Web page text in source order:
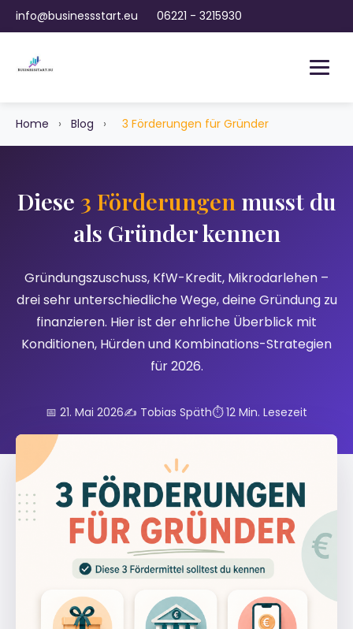
info@businessstart.eu 06221 - 3215930
Home › Blog › 3 Förderungen für Gründer
Diese 3 Förderungen musst du
als Gründer kennen
Gründungszuschuss, KfW-Kredit, Mikrodarlehen –
drei sehr unterschiedliche Wege, deine Gründung zu
finanzieren. Hier ist der ehrliche Überblick mit
Konditionen, Hürden und Kombinations-Strategien
für 2026.
📅 21. Mai 2026✍️ Tobias Späth⏱️ 12 Min. Lesezeit